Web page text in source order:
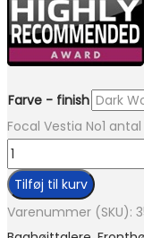
Farve - finish
Focal Vestia No1 antal
Tilføj til kurv
Varenummer (SKU):